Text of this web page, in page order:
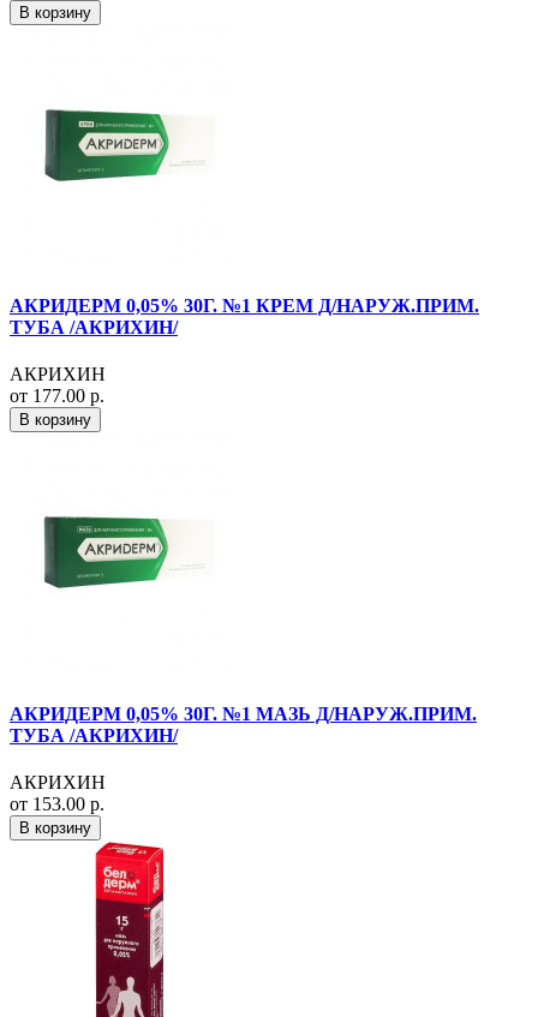
В корзину
АКРИДЕРМ 0,05% 30Г. №1 КРЕМ Д/НАРУЖ.ПРИМ.
ТУБА /АКРИХИН/
АКРИХИН
от 177.00 р.
В корзину
АКРИДЕРМ 0,05% 30Г. №1 МАЗЬ Д/НАРУЖ.ПРИМ.
ТУБА /АКРИХИН/
АКРИХИН
от 153.00 р.
В корзину